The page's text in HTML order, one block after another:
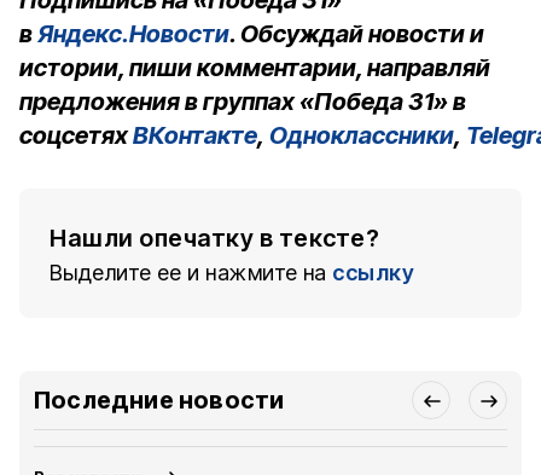
вЯндекс.Новости. Обсуждай новости и
истории, пиши комментарии, направляй
предложения в группах «Победа 31» в
соцсетяхВКонтакте, Одноклассники,
Нашли опечатку в тексте?
Выделите ее и нажмите на ссылку
Последние новости